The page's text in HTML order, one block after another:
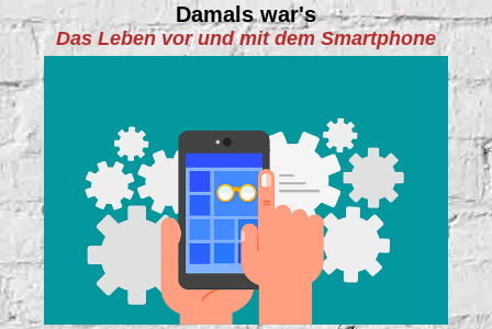
Damals war's
Das Leben vor und mit dem Smartphone